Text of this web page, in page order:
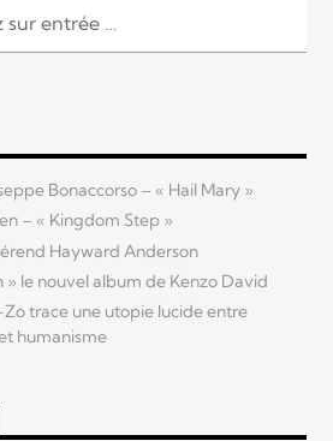
Bonaccorso – « Hail Mary »
– « Kingdom Step »
Hayward Anderson
» le nouvel album de Kenzo David
trace une utopie lucide entre
humanisme